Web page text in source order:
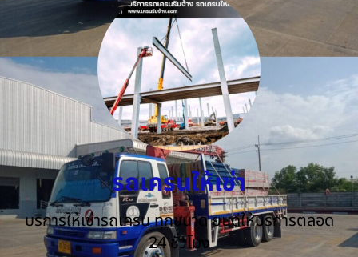
รถเครนให้เช่า
บริการให้เช่ารถเครน ทุกขนาด ยินดีให้บริการตลอด
24 ชั่วโมง